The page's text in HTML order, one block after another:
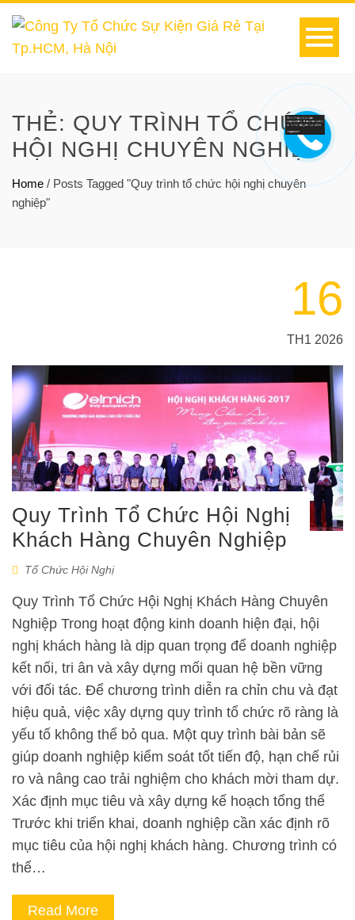
THẺ: QUY TRÌNH TỔ CHỨC
HỘI NGHỊ CHUYÊN NGHIỆP
Home / Posts Tagged "Quy trình tổ chức hội nghị chuyên
nghiệp"
16
TH1 2026
Quy Trình Tổ Chức Hội Nghị
Khách Hàng Chuyên Nghiệp
Tổ Chức Hội Nghị
Quy Trình Tổ Chức Hội Nghị Khách Hàng Chuyên
Nghiệp Trong hoạt động kinh doanh hiện đại, hội
nghị khách hàng là dịp quan trọng để doanh nghiệp
kết nối, tri ân và xây dựng mối quan hệ bền vững
với đối tác. Để chương trình diễn ra chỉn chu và đạt
hiệu quả, việc xây dựng quy trình tổ chức rõ ràng là
yếu tố không thể bỏ qua. Một quy trình bài bản sẽ
giúp doanh nghiệp kiểm soát tốt tiến độ, hạn chế rủi
ro và nâng cao trải nghiệm cho khách mời tham dự.
Xác định mục tiêu và xây dựng kế hoạch tổng thể
Trước khi triển khai, doanh nghiệp cần xác định rõ
mục tiêu của hội nghị khách hàng. Chương trình có
thể…
Read More